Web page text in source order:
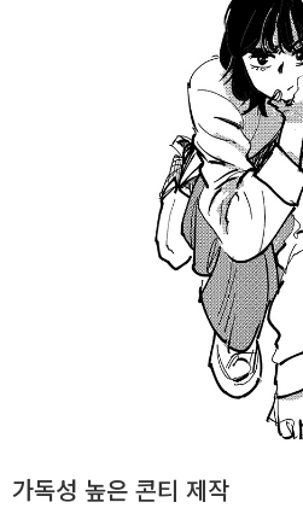
가독성 높은 콘티 제작